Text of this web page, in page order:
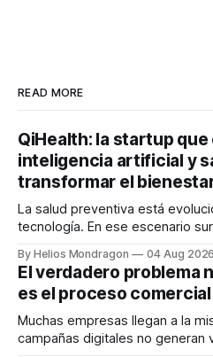
READ MORE
QiHealth: la startup que
inteligencia artificial y
transformar el
La salud preventiva está
tecnología. En ese escenario
dispositivos inteligentes,
en tiempo real para ayudar a
decisiones sobre su salud
responder
By Helios Mondragon 04 Aug 2026
El verdadero problema
es el proceso comercial
Muchas empresas llegan a la
campañas digitales no generan